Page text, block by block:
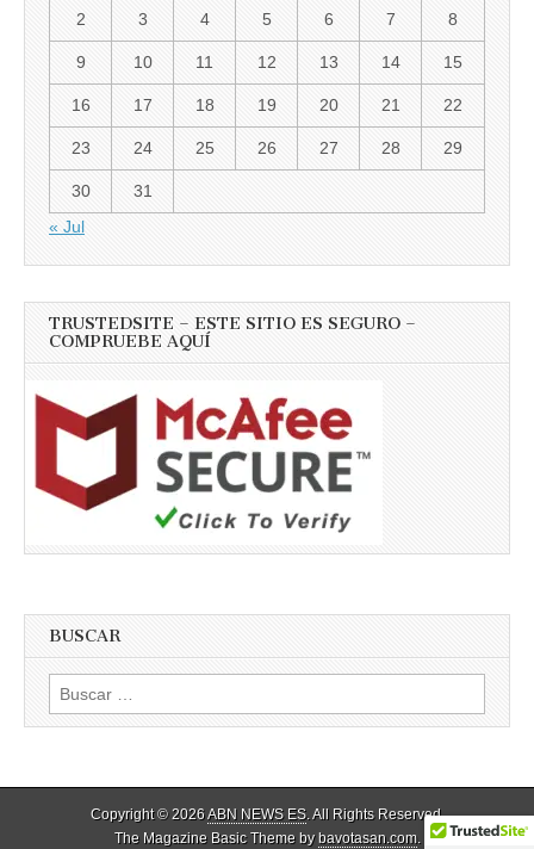
2 3 4 5 6 7 8
9 10 11 12 13 14 15
16 17 18 19 20 21 22
23 24 25 26 27 28 29
30
31
« Jul
TRUSTEDSITE – ESTE SITIO ES SEGURO –
COMPRUEBE AQUÍ
BUSCAR
Buscar:
Copyright © 2026ABN NEWS ES. All Rights Reserved.
The Magazine Basic Theme bybavotasan.com.